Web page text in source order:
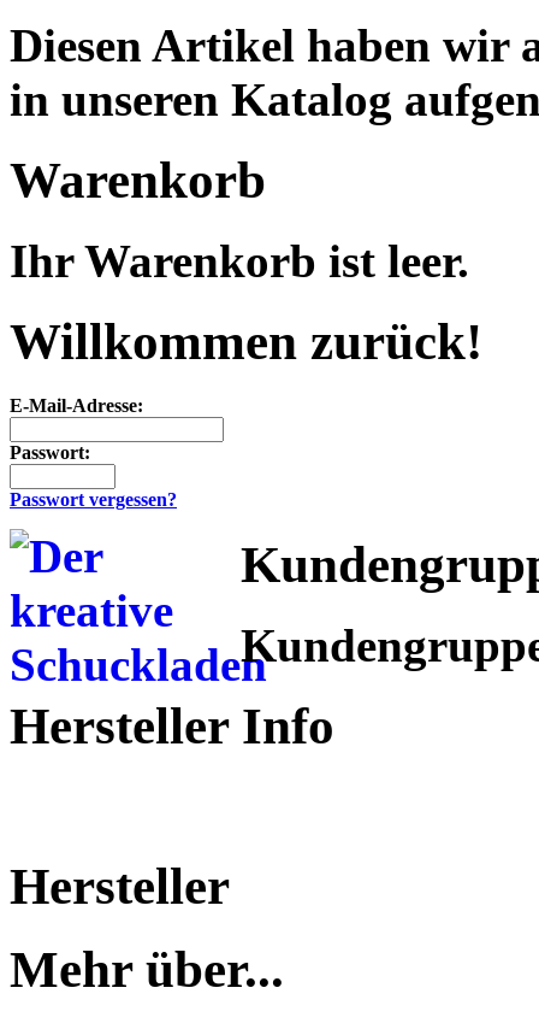
Diesen Artikel haben wir
in unseren Katalog
Warenkorb
Ihr Warenkorb ist leer.
Willkommen zurück!
E-Mail-Adresse:
Passwort:
Passwort vergessen?
Hersteller Info
Hersteller
Mehr über...